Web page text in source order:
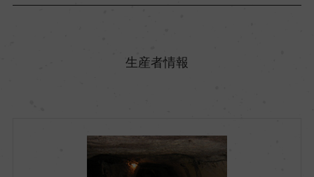
生産者情報